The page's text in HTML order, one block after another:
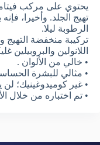
تهيج الجلد. وأخيرا،
الرطوبة ليلا.
تركيبة منخفضة التهيج
اللانولين والبروبيلين
• خالي من الألوان .
• مثالي للبشرة
• غير كوميدوغينيك؛
• تم اختباره من خلال